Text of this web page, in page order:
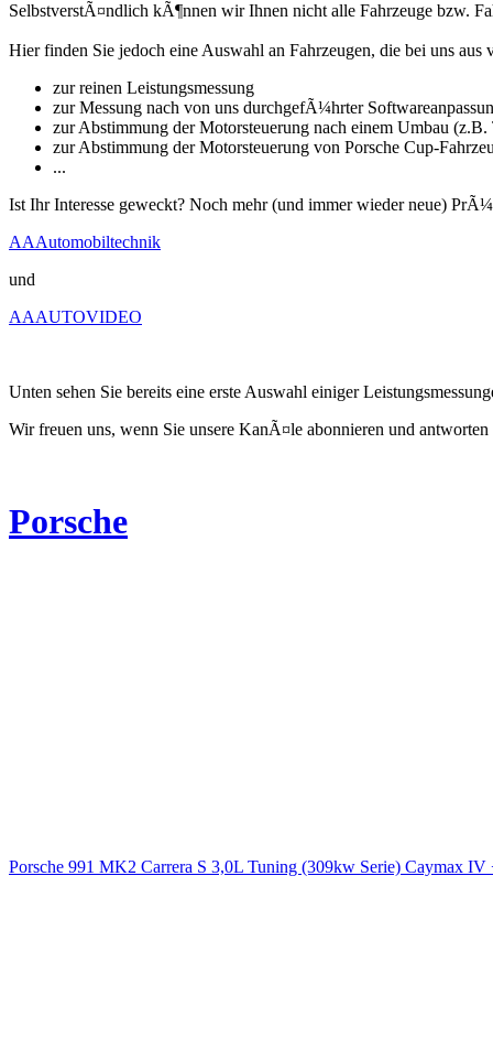
SelbstverstÃ¤ndlich kÃ¶nnen wir Ihnen nicht alle Fahrzeuge bzw.
Hier finden Sie jedoch eine Auswahl an Fahrzeugen, die bei uns
zur reinen Leistungsmessung
zur Messung nach von uns durchgefÃ¼hrter
zur Abstimmung der Motorsteuerung nach einem Umbau
zur Abstimmung der Motorsteuerung von Porsche Cup-
...
Ist Ihr Interesse geweckt? Noch mehr (und immer wieder neue)
AAAutomobiltechnik
und
AAAUTOVIDEO
Unten sehen Sie bereits eine erste Auswahl einiger
Wir freuen uns, wenn Sie unsere KanÃ¤le abonnieren und
Porsche
Porsche 991 MK2 Carrera S 3,0L Tuning (309kw Serie) Caymax